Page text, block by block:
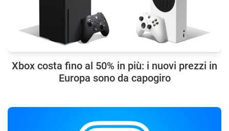
Xbox costa fino al 50% in più: i nuovi prezzi in
Europa sono da capogiro